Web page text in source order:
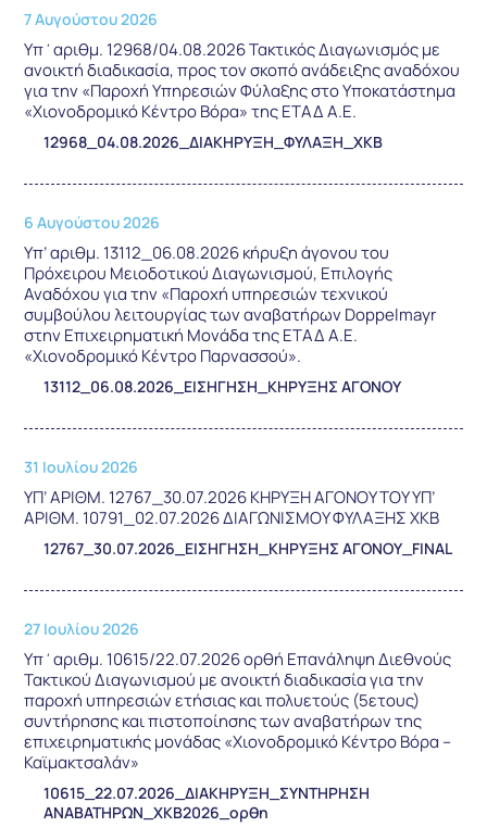
7 Αυγούστου 2026
Υπ΄αριθμ. 12968/04.08.2026 Τακτικός Διαγωνισμός με
ανοικτή διαδικασία, προς τον σκοπό ανάδειξης αναδόχου
για την «Παροχή Υπηρεσιών Φύλαξης στο Υποκατάστημα
«Χιονοδρομικό Κέντρο Βόρα» της ΕΤΑΔ Α.Ε.
12968_04.08.2026_ΔΙΑΚΗΡΥΞΗ_ΦΥΛΑΞΗ_ΧΚΒ
6 Αυγούστου 2026
Υπ’ αριθμ. 13112_06.08.2026 κήρυξη άγονου του
Πρόχειρου Μειοδοτικού Διαγωνισμού, Επιλογής
Αναδόχου για την «Παροχή υπηρεσιών τεχνικού
συμβούλου λειτουργίας των αναβατήρων Doppelmayr
στην Επιχειρηματική Μονάδα της ΕΤΑΔ Α.Ε.
«Χιονοδρομικό Κέντρο Παρνασσού».
13112_06.08.2026_ΕΙΣΗΓΗΣΗ_ΚΗΡΥΞΗΣ ΑΓΟΝΟΥ
31 Ιουλίου 2026
ΥΠ’ ΑΡΙΘΜ. 12767_30.07.2026 ΚΗΡΥΞΗ ΑΓΟΝΟΥ ΤΟΥ ΥΠ’
ΑΡΙΘΜ. 10791_02.07.2026 ΔΙΑΓΩΝΙΣΜΟΥ ΦΥΛΑΞΗΣ ΧΚΒ
12767_30.07.2026_ΕΙΣΗΓΗΣΗ_ΚΗΡΥΞΗΣ ΑΓΟΝΟΥ_FINAL
27 Ιουλίου 2026
Υπ΄αριθμ. 10615/22.07.2026 ορθή Επανάληψη Διεθνούς
Τακτικού Διαγωνισμού με ανοικτή διαδικασία για την
παροχή υπηρεσιών ετήσιας και πολυετούς (5ετους)
συντήρησης και πιστοποίησης των αναβατήρων της
επιχειρηματικής μονάδας «Χιονοδρομικό Κέντρο Βόρα –
Καϊμακτσαλάν»
10615_22.07.2026_ΔΙΑΚΗΡΥΞΗ_ΣΥΝΤΗΡΗΣΗ
ΑΝΑΒΑΤΗΡΩΝ_ΧΚΒ2026_ορθη